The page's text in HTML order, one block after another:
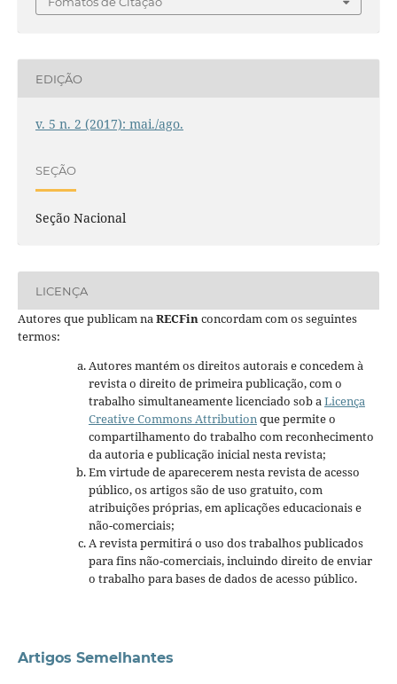
EDIÇÃO
v. 5 n. 2 (2017): mai./ago.
SEÇÃO
Seção Nacional
LICENÇA
Autores que publicam naRECFinconcordam com os seguintes
termos:
Autores mantém os direitos autorais e concedem à
revista o direito de primeira publicação, com o
trabalho simultaneamente licenciado sob aLicença
Creative Commons Attributionque permite o
compartilhamento do trabalho com reconhecimento
da autoria e publicação inicial nesta revista;
Em virtude de aparecerem nesta revista de acesso
público, os artigos são de uso gratuito, com
atribuições próprias, em aplicações educacionais e
não-comerciais;
A revista permitirá o uso dos trabalhos publicados
para fins não-comerciais, incluindo direito de enviar
o trabalho para bases de dados de acesso público.
Artigos Semelhantes